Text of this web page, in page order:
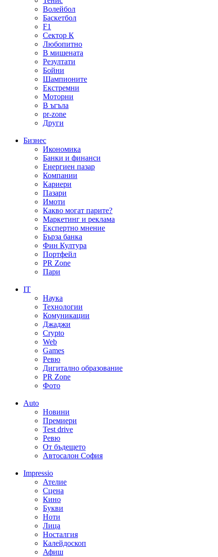
Волейбол
Баскетбол
F1
Сектор К
Любопитно
В мишената
Резултати
Бойни
Шампионите
Екстремни
Моторни
В ъгъла
pr-zone
Други
Бизнес
Икономика
Банки и финанси
Енергиен пазар
Компании
Кариери
Пазари
Имоти
Какво могат парите?
Маркетинг и реклама
Експертно мнение
Бърза банка
Фин Култура
Портфейл
PR Zone
Пари
IT
Наука
Технологии
Комуникации
Джаджи
Crypto
Web
Games
Ревю
Дигитално образование
PR Zone
Фото
Auto
Новини
Премиери
Test drive
Ревю
От бъдещето
Автосалон София
Impressio
Ателие
Сцена
Кино
Букви
Ноти
Лица
Носталгия
Калейдоскоп
Афиш